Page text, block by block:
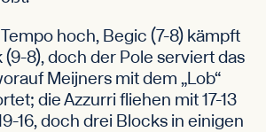
hoch, Begic (7-8) kämpft
8), doch der Pole serviert das
Meijners mit dem „Lob“
die Azzurri fliehen mit 17-13
16, doch drei Blocks in einigen